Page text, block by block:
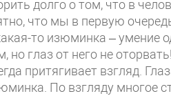
долго о том, что в
что мы в первую
то изюминка – умение
но глаз от него не
притягивает взгляд.
По взгляду многое